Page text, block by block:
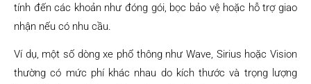
tính đến các khoản như đóng gói, bọc bảo vệ hoặc hỗ trợ giao
nhận nếu có nhu cầu.
Ví dụ, một số dòng xe phổ thông như Wave, Sirius hoặc Vision
thường có mức phí khác nhau do kích thước và trọng lượng